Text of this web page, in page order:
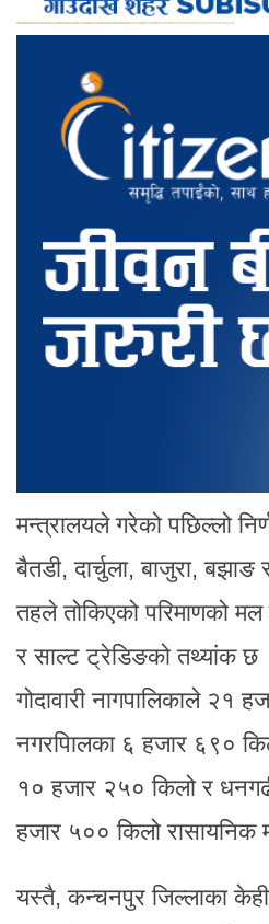
मन्त्रालयले गरेको पछिल्लो
बैतडी, दार्चुला, बाजुरा, बझाङ
तहले तोकिएको परिमाणको
र साल्ट ट्रेडिङको तथ्यांक
गोदावारी नागपालिकाले २१
नगरपािलका ६ हजार ६९०
१० हजार २५० किलो र
हजार ५०० किलो
यस्तै, कन्चनपुर जिल्लाका